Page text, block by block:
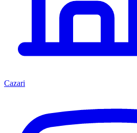
Cazari